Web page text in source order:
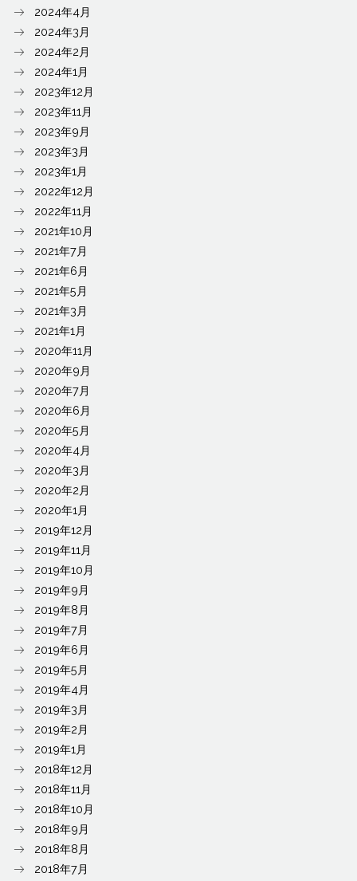
2024年4月
2024年3月
2024年2月
2024年1月
2023年12月
2023年11月
2023年9月
2023年3月
2023年1月
2022年12月
2022年11月
2021年10月
2021年7月
2021年6月
2021年5月
2021年3月
2021年1月
2020年11月
2020年9月
2020年7月
2020年6月
2020年5月
2020年4月
2020年3月
2020年2月
2020年1月
2019年12月
2019年11月
2019年10月
2019年9月
2019年8月
2019年7月
2019年6月
2019年5月
2019年4月
2019年3月
2019年2月
2019年1月
2018年12月
2018年11月
2018年10月
2018年9月
2018年8月
2018年7月